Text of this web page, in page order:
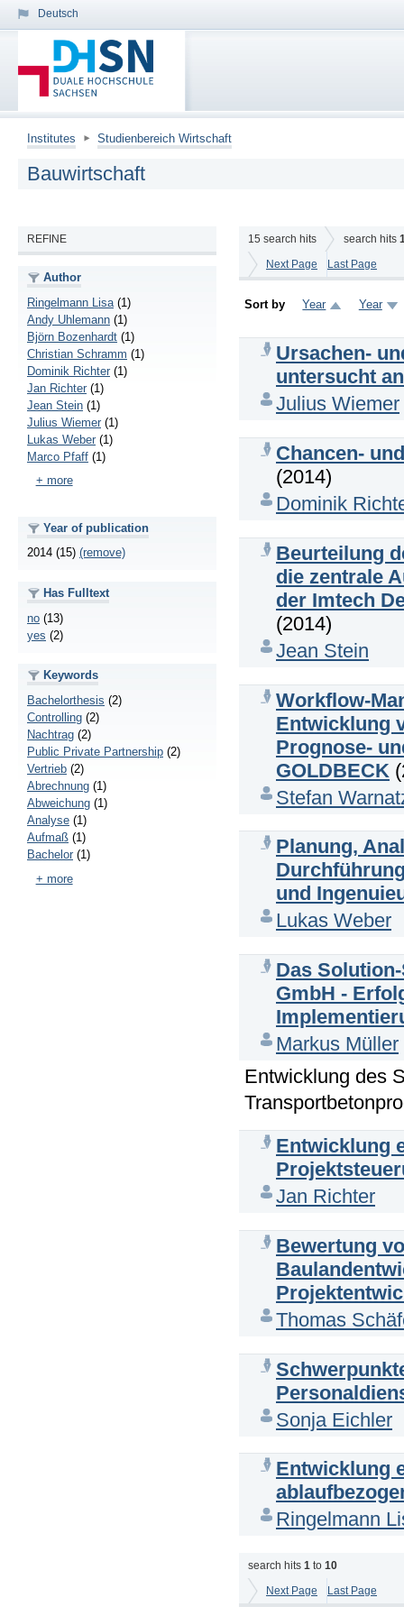
Deutsch
Institutes Studienbereich Wirtschaft
Bauwirtschaft
REFINE
Author
Ringelmann Lisa (1)
Andy Uhlemann (1)
Björn Bozenhardt (1)
Christian Schramm (1)
Dominik Richter (1)
Jan Richter (1)
Jean Stein (1)
Julius Wiemer (1)
Lukas Weber (1)
Marco Pfaff (1)
+ more
Year of publication
2014 (15) (remove)
Has Fulltext
no (13)
yes (2)
Keywords
Bachelorthesis (2)
Controlling (2)
Nachtrag (2)
Public Private Partnership (2)
Vertrieb (2)
Abrechnung (1)
Abweichung (1)
Analyse (1)
Aufmaß (1)
Bachelor (1)
+ more
15 search hits search hits
Next Page
Last Page
Sort by Year Year
Ursachen-
untersucht
Julius Wiemer
Chancen-
(2014)
Dominik
Beurteilung
die zentrale
der Imtech
(2014)
Jean Stein
Workflow-
Entwicklung
Prognose-
GOLDBECK
Stefan
Planung,
und
Lukas Weber
Das
GmbH -
Markus Müller
Entwicklung des
Entwicklung
Jan Richter
Bewertung
Thomas
Sonja Eichler
Entwicklung
Ringelmann
search hits 1 to 10
Next Page
Last Page